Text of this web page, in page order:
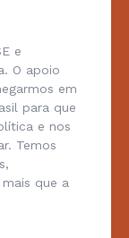
e
O apoio
em
para que
e nos
Temos
que a